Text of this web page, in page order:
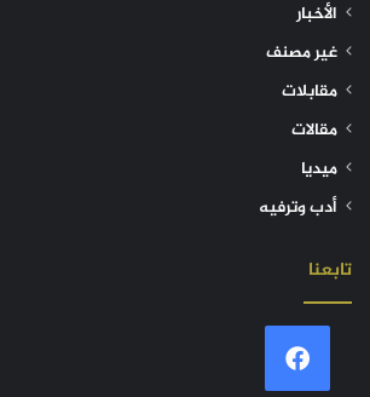
الأخبار
غير مصنف
مقابلات
مقالات
ميديا
أدب وترفيه
تابعنا